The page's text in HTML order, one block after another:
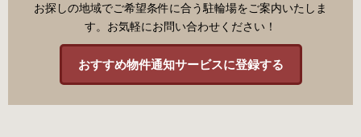
お探しの地域でご希望条件に合う駐輪場をご案内いたしま
す。お気軽にお問い合わせください！
おすすめ物件通知サービスに登録する